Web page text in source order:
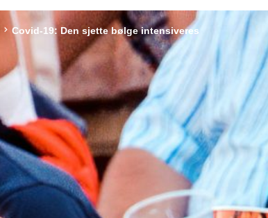
Covid-19: Den sjette bølge intensiveres